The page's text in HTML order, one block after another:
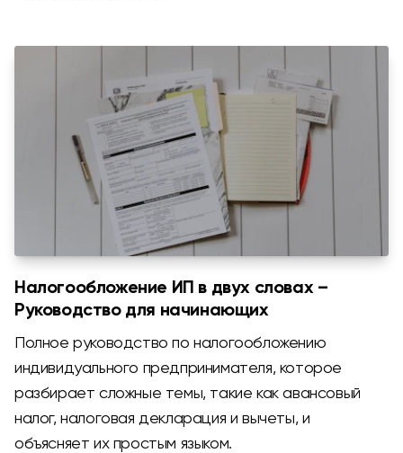
Налогообложение ИП в двух словах –
Руководство для начинающих
Полное руководство по налогообложению
индивидуального предпринимателя, которое
разбирает сложные темы, такие как авансовый
налог, налоговая декларация и вычеты, и
объясняет их простым языком.